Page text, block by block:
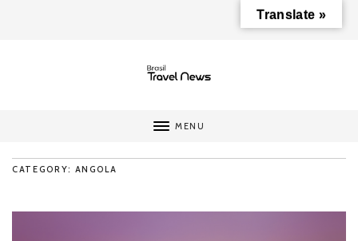
MENU
CATEGORY: ANGOLA
Translate »